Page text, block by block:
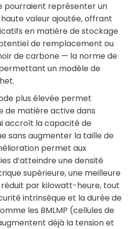
pourraient représenter un
valeur ajoutée, offrant
en matière de stockage
de remplacement ou
de carbone — la norme de
un modèle de
plus élevée permet
de matière active dans
accroît la capacité de
sans augmenter la taille de
permet aux
d’atteindre une densité
supérieure, une meilleure
par kilowatt-heure, tout
intrinsèque et la durée de
les BMLMP (cellules de
déjà la tension et